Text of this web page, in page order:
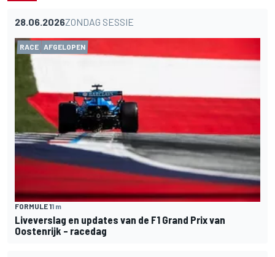
28.06.2026ZONDAG SESSIE
RACE AFGELOPEN
FORMULE 11 m
Liveverslag en updates van de F1 Grand Prix van
Oostenrijk – racedag